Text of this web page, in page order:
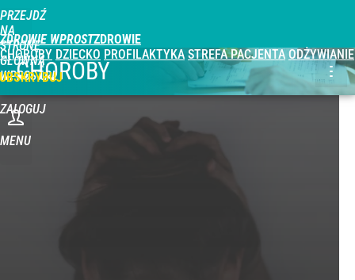
PRZEJDŹ
NA
STRONĘ
GŁÓWNĄ
WPROST.PL
ZDROWIE WPROST
CHOROBY DZIECKO PROFILAKTYKA STREFA PACJENTA ODŻYWIANIE
ZALOGUJ
MENU
CHOROBY